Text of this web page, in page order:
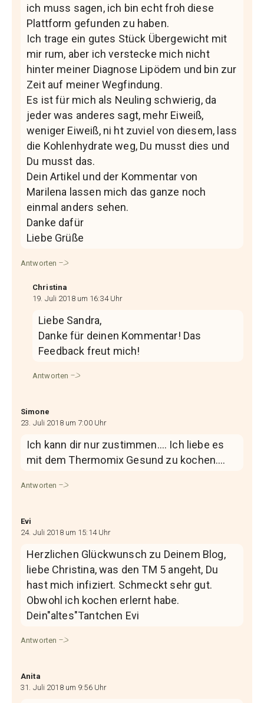
ich muss sagen, ich bin echt froh diese
Plattform gefunden zu haben.
Ich trage ein gutes Stück Übergewicht mit
mir rum, aber ich verstecke mich nicht
hinter meiner Diagnose Lipödem und bin zur
Zeit auf meiner Wegfindung.
Es ist für mich als Neuling schwierig, da
jeder was anderes sagt, mehr Eiweiß,
weniger Eiweiß, ni ht zuviel von diesem, lass
die Kohlenhydrate weg, Du musst dies und
Du musst das.
Dein Artikel und der Kommentar von
Marilena lassen mich das ganze noch
einmal anders sehen.
Danke dafür
Liebe Grüße
Antworten
Christina
19. Juli 2018 um 16:34 Uhr
Liebe Sandra,
Danke für deinen Kommentar! Das
Feedback freut mich!
Antworten
Simone
23. Juli 2018 um 7:00 Uhr
Ich kann dir nur zustimmen…. Ich liebe es
mit dem Thermomix Gesund zu kochen….
Antworten
Evi
24. Juli 2018 um 15:14 Uhr
Herzlichen Glückwunsch zu Deinem Blog,
liebe Christina, was den TM 5 angeht, Du
hast mich infiziert. Schmeckt sehr gut.
Obwohl ich kochen erlernt habe.
Dein"altes"Tantchen Evi
Antworten
Anita
31. Juli 2018 um 9:56 Uhr